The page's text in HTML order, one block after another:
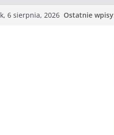
6 sierpnia, 2026 Ostatnie